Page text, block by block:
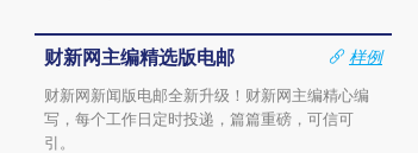
财新网主编精选版电邮
样例
财新网新闻版电邮全新升级！财新网主编精心编
写，每个工作日定时投递，篇篇重磅，可信可
引。